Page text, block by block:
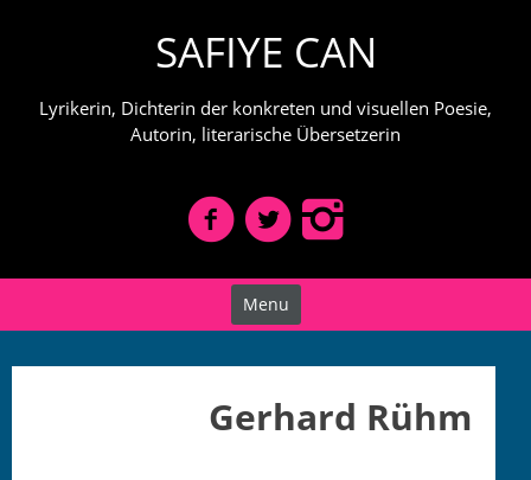
SAFIYE CAN
Lyrikerin, Dichterin der konkreten und visuellen Poesie,
Autorin, literarische Übersetzerin
Menu
Gerhard Rühm